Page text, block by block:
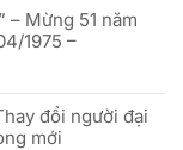
– Mừng 51 năm
1975 –
đổi người đại
mới